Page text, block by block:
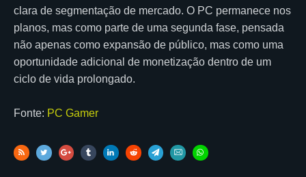
clara de segmentação de mercado. O PC permanece nos
planos, mas como parte de uma segunda fase, pensada
não apenas como expansão de público, mas como uma
oportunidade adicional de monetização dentro de um
ciclo de vida prolongado.
Fonte: PC Gamer